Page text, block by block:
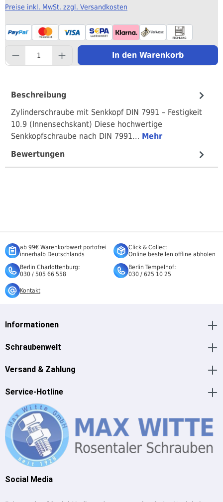
Preise inkl. MwSt. zzgl. Versandkosten
In den Warenkorb
Beschreibung
Zylinderschraube mit Senkkopf DIN 7991 – Festigkeit
10.9 (Innensechskant) Diese hochwertige
Senkkopfschraube nach DIN 7991… Mehr
Bewertungen
ab 99€ Warenkorbwert portofrei
innerhalb Deutschlands
Click & Collect
Online bestellen offline abholen
Berlin Charlottenburg:
030 / 505 66 558
Berlin Tempelhof:
030 / 625 10 25
Kontakt
Informationen
Schraubenwelt
Versand & Zahlung
Service-Hotline
Social Media